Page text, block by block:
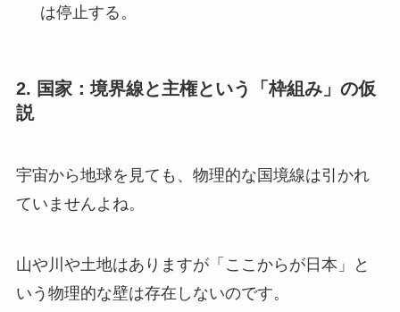
は停止する。
2. 国家：境界線と主権という「枠組み」の仮
説
宇宙から地球を見ても、物理的な国境線は引かれ
ていませんよね。
山や川や土地はありますが「ここからが日本」と
いう物理的な壁は存在しないのです。